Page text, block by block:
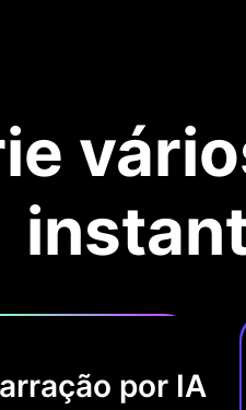
por IA